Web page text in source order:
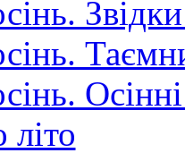
літо